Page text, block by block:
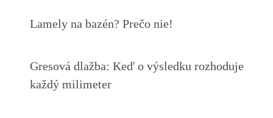
Lamely na bazén? Prečo nie!
Gresová dlažba: Keď o výsledku rozhoduje
každý milimeter